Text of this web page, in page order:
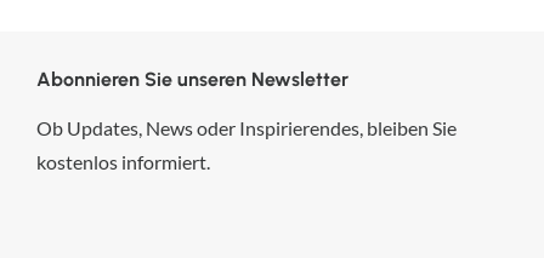
Abonnieren Sie unseren Newsletter
Ob Updates, News oder Inspirierendes, bleiben Sie
kostenlos informiert.